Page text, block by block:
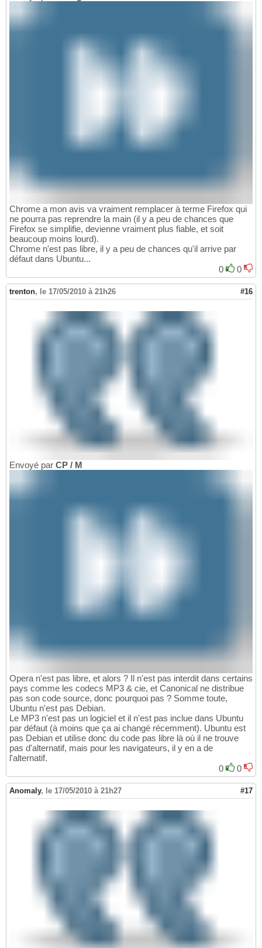
Chrome a mon avis va vraiment remplacer à terme Firefox qui
ne pourra pas reprendre la main (il y a peu de chances que
Firefox se simplifie, devienne vraiment plus fiable, et soit
beaucoup moins lourd).
Chrome n'est pas libre, il y a peu de chances qu'il arrive par
défaut dans Ubuntu...
0
0
trenton, le 17/05/2010 à 21h26 #16
Envoyé par CP / M
Opera n'est pas libre, et alors ? Il n'est pas interdit dans certains
pays comme les codecs MP3 & cie, et Canonical ne distribue
pas son code source, donc pourquoi pas ? Somme toute,
Ubuntu n'est pas Debian.
Le MP3 n'est pas un logiciel et il n'est pas inclue dans Ubuntu
par défaut (à moins que ça ai changé récemment). Ubuntu est
pas Debian et utilise donc du code pas libre là où il ne trouve
pas d'alternatif, mais pour les navigateurs, il y en a de
l'alternatif.
0
0
Anomaly, le 17/05/2010 à 21h27 #17